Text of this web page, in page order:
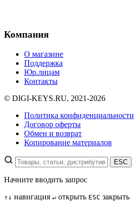
Компания
О магазине
Поддержка
Юр.лицам
Контакты
© DIGI-KEYS.RU, 2021-2026
Политика конфиденциальности
Договор оферты
Обмен и возврат
Копирование материалов
ESC
Начните вводить запрос
↑ ↓ навигация ↵ открыть ESC закрыть